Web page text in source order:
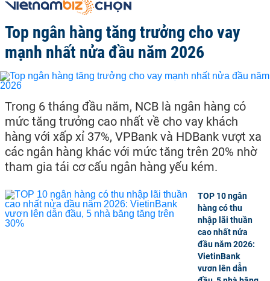
Top ngân hàng tăng trưởng cho vay
mạnh nhất nửa đầu năm 2026
Trong 6 tháng đầu năm, NCB là ngân hàng có
mức tăng trưởng cao nhất về cho vay khách
hàng với xấp xỉ 37%, VPBank và HDBank vượt xa
các ngân hàng khác với mức tăng trên 20% nhờ
tham gia tái cơ cấu ngân hàng yếu kém.
TOP 10 ngân
hàng có thu
nhập lãi thuần
cao nhất nửa
đầu năm 2026:
VietinBank
vươn lên dẫn